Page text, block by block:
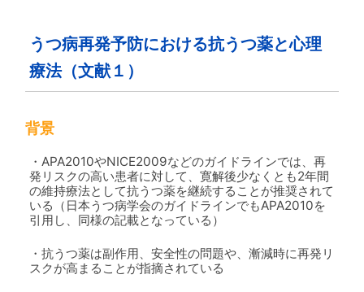
うつ病再発予防における抗うつ薬と心理
療法（文献１）
背景
・APA2010やNICE2009などのガイドラインでは、再
発リスクの高い患者に対して、寛解後少なくとも2年間
の維持療法として抗うつ薬を継続することが推奨されて
いる（日本うつ病学会のガイドラインでもAPA2010を
引用し、同様の記載となっている）
・抗うつ薬は副作用、安全性の問題や、漸減時に再発リ
スクが高まることが指摘されている